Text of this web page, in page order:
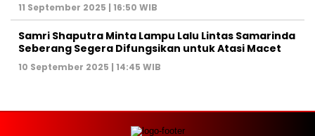
11 September 2025 | 16:50 WIB
Samri Shaputra Minta Lampu Lalu Lintas Samarinda
Seberang Segera Difungsikan untuk Atasi Macet
10 September 2025 | 14:45 WIB